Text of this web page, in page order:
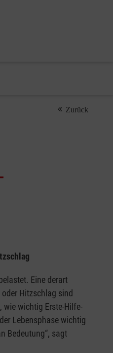
Zurück
Eine derart
Hitzschlag sind
wie wichtig Erste-Hilfe-
Lebensphase wichtig
Bedeutung“, sagt